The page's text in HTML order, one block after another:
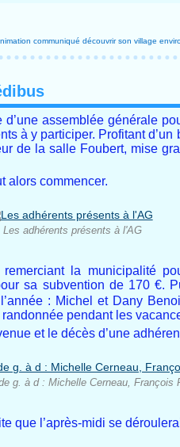
communiqué découvrir son village
assemblée générale
à y participer. Profitant
de la salle Foubert, mise
alors commencer.
Les adhérents présents à l'AG
la municipalité
sa subvention de 170 €.
: Michel et Dany
pendant les
et le décès d’une
g. à d : Michelle Cerneau, François
que l’après-midi se